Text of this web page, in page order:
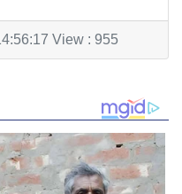
View : 955